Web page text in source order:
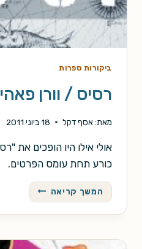
ביקורות ספרות
רסיס / וורן פאהי
מאת: אסף דקל 18 ביוני 2011
אולי אילו היו הופכים את
כורע תחת עומס הפרטים.
המשך קריאה רסיס
/
וורן